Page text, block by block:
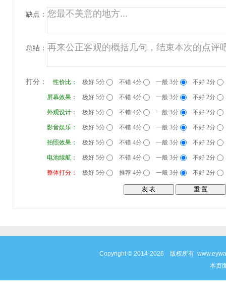
缺点：
总结：
打分： 性价比： 极好 5分 不错 4分 一般 3分 不好 2分
屏幕效果： 极好 5分 不错 4分 一般 3分 不好 2分
外观设计： 极好 5分 不错 4分 一般 3分 不好 2分
影音娱乐： 极好 5分 不错 4分 一般 3分 不好 2分
拍照效果： 极好 5分 不错 4分 一般 3分 不好 2分
电池续航： 极好 5分 不错 4分 一般 3分 不好 2分
整体打分： 极好 5分 推荐 4分 一般 3分 不好 2分
Copyright © 2014-2026 版权所有
本页